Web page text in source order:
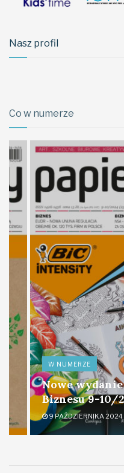
Nasz profil
Co w numerze
W NUMERZE
Nowe
Biznesu 9-10/
9 PAŹDZIERNIKA 2024